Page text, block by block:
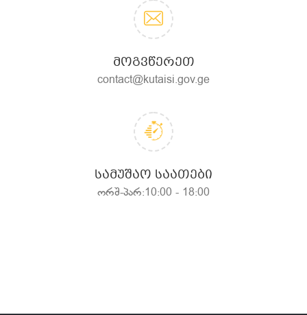
ᲛᲝᲒᲕᲬᲔᲠᲔᲗ
contact@kutaisi.gov.ge
ᲡᲐᲛᲣᲨᲐᲝ ᲡᲐᲐᲗᲔᲑᲘ
ორშ-პარ:10:00 - 18:00